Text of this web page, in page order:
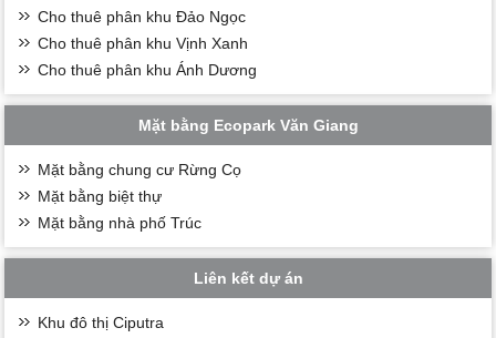
Cho thuê phân khu Đảo Ngọc
Cho thuê phân khu Vịnh Xanh
Cho thuê phân khu Ánh Dương
Mặt bằng Ecopark Văn Giang
Mặt bằng chung cư Rừng Cọ
Mặt bằng biệt thự
Mặt bằng nhà phố Trúc
Liên kết dự án
Khu đô thị Ciputra